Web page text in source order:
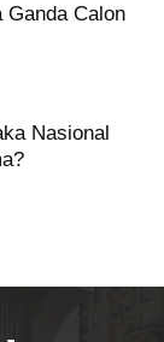
Ganda Calon
Nasional